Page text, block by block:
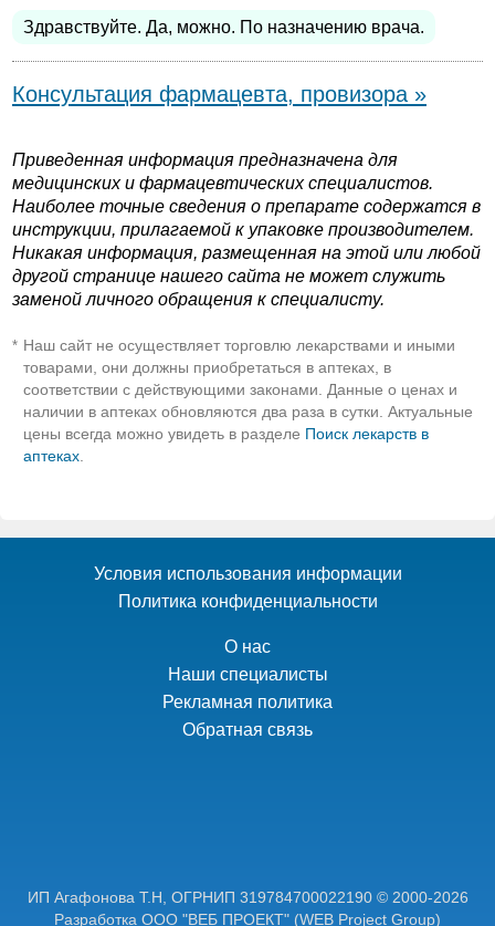
Здравствуйте. Да, можно. По назначению врача.
Консультация фармацевта, провизора »
Приведенная информация предназначена для
медицинских и фармацевтических специалистов.
Наиболее точные сведения о препарате содержатся в
инструкции, прилагаемой к упаковке производителем.
Никакая информация, размещенная на этой или любой
другой странице нашего сайта не может служить
заменой личного обращения к специалисту.
* Наш сайт не осуществляет торговлю лекарствами и иными
товарами, они должны приобретаться в аптеках, в
соответствии с действующими законами. Данные о ценах и
наличии в аптеках обновляются два раза в сутки. Актуальные
цены всегда можно увидеть в разделе Поиск лекарств в
аптеках.
Условия использования информации
Политика конфиденциальности
О нас
Наши специалисты
Рекламная политика
Обратная связь
ИП Агафонова Т.Н, ОГРНИП 319784700022190 © 2000-2026
Разработка ООО "ВЕБ ПРОЕКТ" (WEB Project Group)